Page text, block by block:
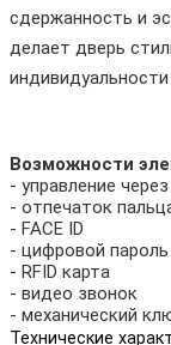
сдержанность и
делает дверь
Возможности
- управление
- отпечаток
- FACE ID
- цифровой пароль
- RFID карта
- видео звонок
- механический
Технические